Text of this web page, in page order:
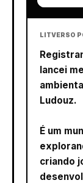
LITVERSO
lancei
Ludouz.
É um
criando